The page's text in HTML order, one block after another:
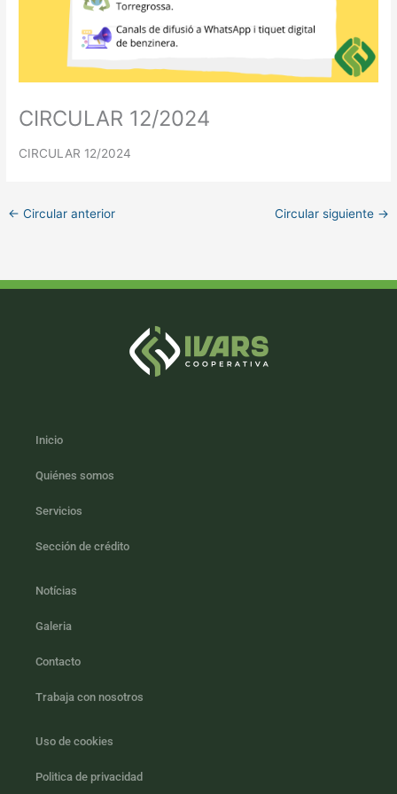
CIRCULAR 12/2024
CIRCULAR 12/2024
← Circular anterior Circular siguiente →
Inicio
Quiénes somos
Servicios
Sección de crédito
Notícias
Galeria
Contacto
Trabaja con nosotros
Uso de cookies
Politica de privacidad